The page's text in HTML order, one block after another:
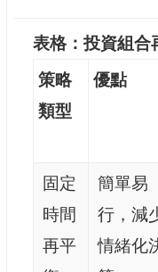
表格：投資組合
策略
類型
優點
固定
時間
再平
簡單易
行，減
情緒化